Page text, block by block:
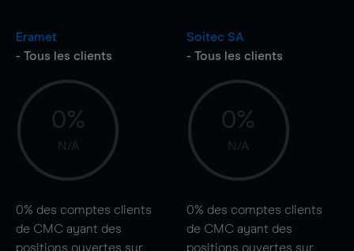
Eramet
- Tous les clients
0%
N/A
0% des comptes clients
de CMC ayant des
positions ouvertes sur
Soitec SA
- Tous les clients
0%
N/A
0% des comptes clients
de CMC ayant des
positions ouvertes sur